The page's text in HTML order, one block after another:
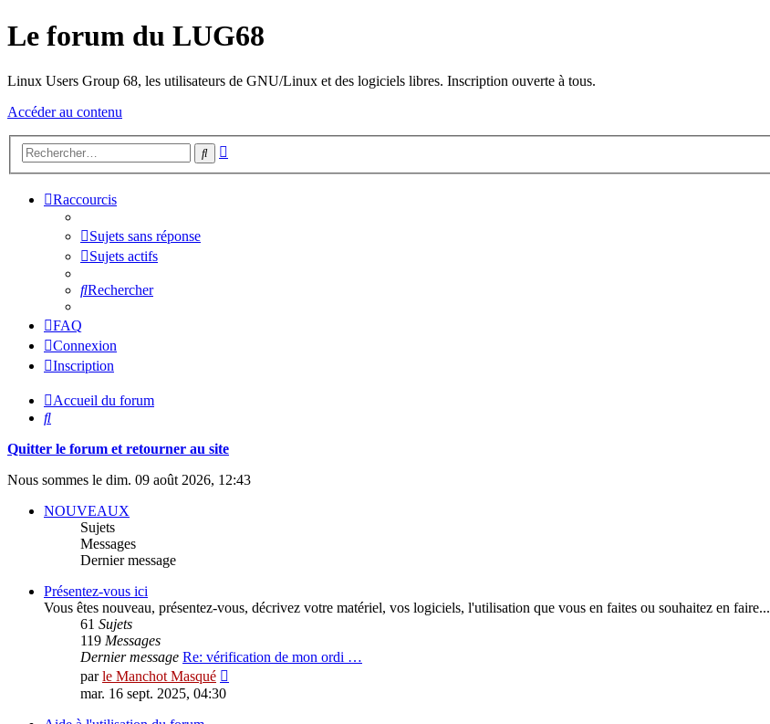
Le forum du LUG68
Linux Users Group 68, les utilisateurs de GNU/Linux et des logiciels libres. Inscription ouverte à tous.
Accéder au contenu
Rechercher
Raccourcis
Sujets sans réponse
Sujets actifs
Rechercher
FAQ
Connexion
Inscription
Accueil du forum
Rechercher
Quitter le forum et retourner au site
Nous sommes le dim. 09 août 2026, 12:43
NOUVEAUX
Sujets
Messages
Dernier message
Présentez-vous ici
Vous êtes nouveau, présentez-vous, décrivez votre matériel, vos logiciels, l'utilisation que vous en faites ou souhaitez en faire...
61 Sujets
119 Messages
Dernier message Re: vérification de mon ordi …
parle Manchot Masqué
mar. 16 sept. 2025, 04:30